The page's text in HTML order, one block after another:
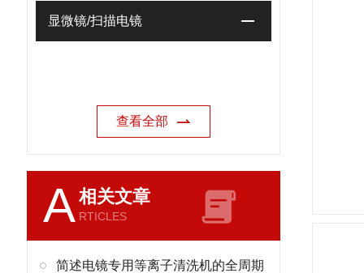
显微镜/扫描电镜
查看全部
A相关文章
RTICLES
简述电镜专用等离子清洗机的全周期